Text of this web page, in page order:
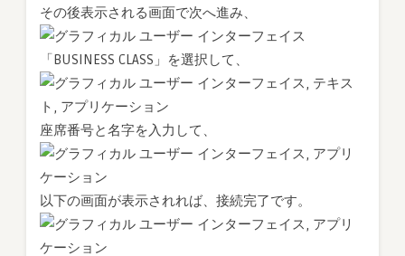
その後表示される画面で次へ進み、
「BUSINESS CLASS」を選択して、
座席番号と名字を入力して、
以下の画面が表示されれば、接続完了です。